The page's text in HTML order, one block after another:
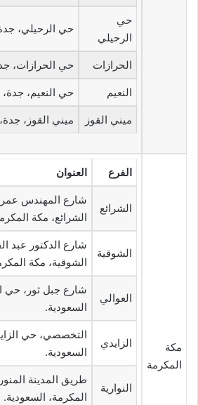
حي
الرحيلي
حي الرحيلي،
الحرازات حي الحرازات،
النعيم حي النعيم، جدة،
ميني القوز ميني القوز،
مكة
المكرمة
الفرع العنوان
الشرائع
شارع المهندس
الشرائع، مكة
الشوقية
شارع الدكتور عبد
الشوقية، مكة
العوالي
شارع جبل ثور، حي
السعودية.
الزايدي
التخصصي، حي
السعودية.
النوارية
طريق المدينة
المكرمة، السعودية.